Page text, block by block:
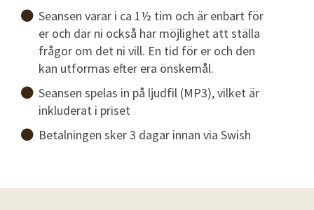
Seansen varar i ca 1½ tim och är enbart för
er och där ni också har möjlighet att ställa
frågor om det ni vill. En tid för er och den
kan utformas efter era önskemål.
Seansen spelas in på ljudfil (MP3), vilket är
inkluderat i priset
Betalningen sker 3 dagar innan via Swish